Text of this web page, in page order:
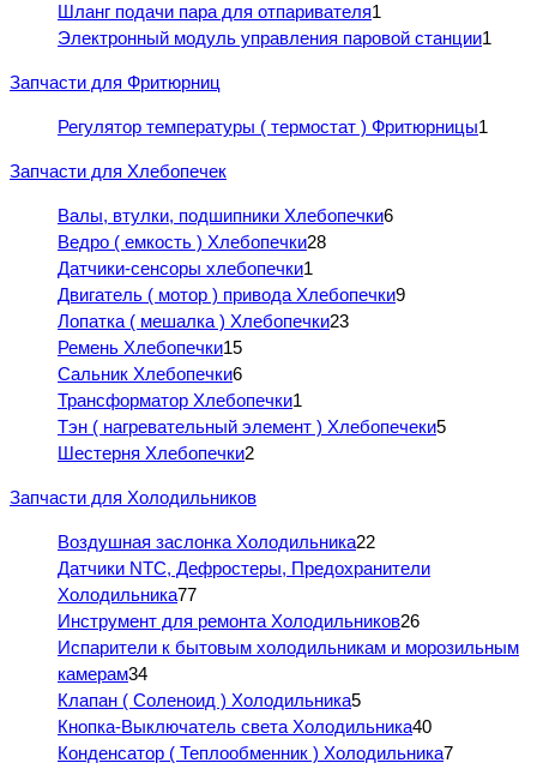
Шланг подачи пара для отпаривателя1
Электронный модуль управления паровой станции1
Запчасти для Фритюрниц
Регулятор температуры ( термостат ) Фритюрницы1
Запчасти для Хлебопечек
Валы, втулки, подшипники Хлебопечки6
Ведро ( емкость ) Хлебопечки28
Датчики-сенсоры хлебопечки1
Двигатель ( мотор ) привода Хлебопечки9
Лопатка ( мешалка ) Хлебопечки23
Ремень Хлебопечки15
Сальник Хлебопечки6
Трансформатор Хлебопечки1
Тэн ( нагревательный элемент ) Хлебопечеки5
Шестерня Хлебопечки2
Запчасти для Холодильников
Воздушная заслонка Холодильника22
Датчики NTC, Дефростеры, Предохранители
Холодильника77
Инструмент для ремонта Холодильников26
Испарители к бытовым холодильникам и морозильным
камерам34
Клапан ( Соленоид ) Холодильника5
Кнопка-Выключатель света Холодильника40
Конденсатор ( Теплообменник ) Холодильника7